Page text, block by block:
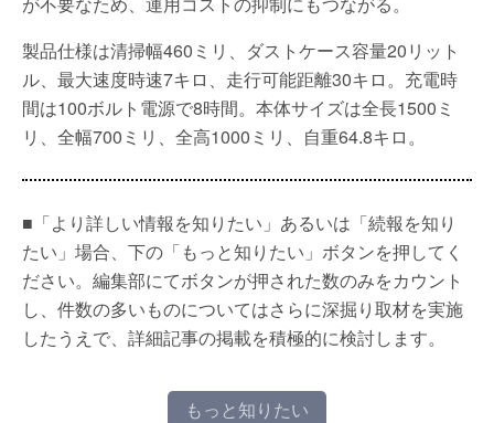
製品仕様は清掃幅460ミリ、ダストケース容量20リット
ル、最大速度時速7キロ、走行可能距離30キロ。充電時
間は100ボルト電源で8時間。本体サイズは全長1500ミ
リ、全幅700ミリ、全高1000ミリ、自重64.8キロ。
■「より詳しい情報を知りたい」あるいは「続報を知り
たい」場合、下の「もっと知りたい」ボタンを押してく
ださい。編集部にてボタンが押された数のみをカウント
し、件数の多いものについてはさらに深掘り取材を実施
したうえで、詳細記事の掲載を積極的に検討します。
もっと知りたい